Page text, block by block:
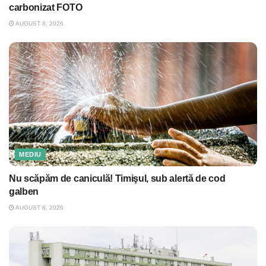
carbonizat FOTO
AUGUST 8, 2026
MEDIU
Nu scăpăm de caniculă! Timişul, sub alertă de cod
galben
AUGUST 8, 2026